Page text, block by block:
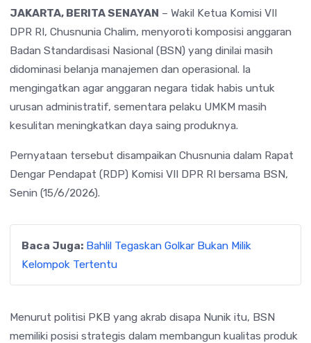
JAKARTA, BERITA SENAYAN – Wakil Ketua Komisi VII
DPR RI, Chusnunia Chalim, menyoroti komposisi anggaran
Badan Standardisasi Nasional (BSN) yang dinilai masih
didominasi belanja manajemen dan operasional. Ia
mengingatkan agar anggaran negara tidak habis untuk
urusan administratif, sementara pelaku UMKM masih
kesulitan meningkatkan daya saing produknya.
Pernyataan tersebut disampaikan Chusnunia dalam Rapat
Dengar Pendapat (RDP) Komisi VII DPR RI bersama BSN,
Senin (15/6/2026).
Baca Juga: Bahlil Tegaskan Golkar Bukan Milik
Kelompok Tertentu
Menurut politisi PKB yang akrab disapa Nunik itu, BSN
memiliki posisi strategis dalam membangun kualitas produk